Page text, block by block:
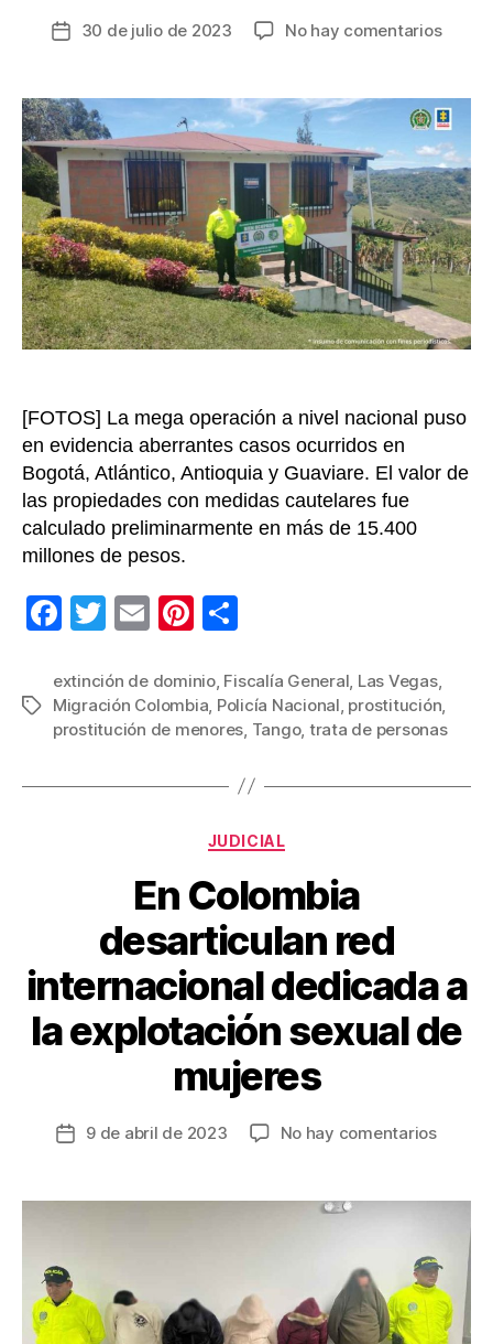
Fecha
entrada
30 de julio de 2023 No hay comentariosen
a
29
bienes
de
los
Tango
y
Las
de
de
[FOTOS] La mega operación a nivel nacional puso
en evidencia aberrantes casos ocurridos en
Bogotá, Atlántico, Antioquia y Guaviare. El valor de
las propiedades con medidas cautelares fue
calculado preliminarmente en más de 15.400
millones de pesos.
F
c
e
o
T
tt
er
E
ail
Pi
er
e
m
p
tir
Etiquetas
extinción de dominio, Fiscalía General Las Vegas,
Migración Colombia Policía Nacional prostitución
prostitución de menores Tango, trata de personas
Categorías
JUDICIAL
En Colombia
desarticulan red
internacional dedicada a
la explotación sexual de
mujeres
Fecha
entrada
9 de abril de 2023 No hay comentariosen
a
la